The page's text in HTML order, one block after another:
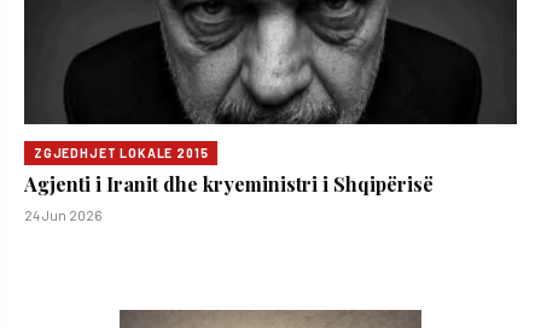
ZGJEDHJET LOKALE 2015
Agjenti i Iranit dhe kryeministri i Shqipërisë
24 Jun 2026